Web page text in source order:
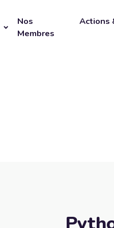
Nos
Membres
Actions